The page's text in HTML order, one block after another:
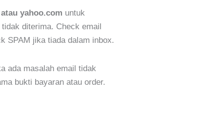
yahoo.com untuk
diterima. Check email
SPAM jika tiada dalam inbox.
ada masalah email tidak
bukti bayaran atau order.